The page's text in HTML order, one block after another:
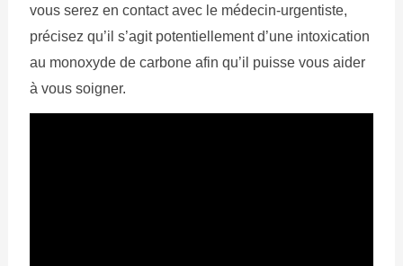
vous serez en contact avec le médecin-urgentiste,
précisez qu’il s’agit potentiellement d’une intoxication
au monoxyde de carbone afin qu’il puisse vous aider
à vous soigner.